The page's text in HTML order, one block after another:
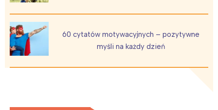
60 cytatów motywacyjnych – pozytywne
myśli na każdy dzień